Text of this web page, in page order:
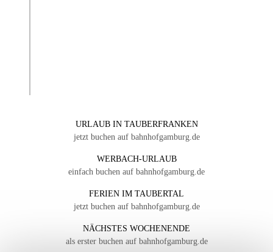
URLAUB IN TAUBERFRANKEN
jetzt buchen auf bahnhofgamburg.de
WERBACH-URLAUB
einfach buchen auf bahnhofgamburg.de
FERIEN IM TAUBERTAL
jetzt buchen auf bahnhofgamburg.de
NÄCHSTES WOCHENENDE
als erster buchen auf bahnhofgamburg.de